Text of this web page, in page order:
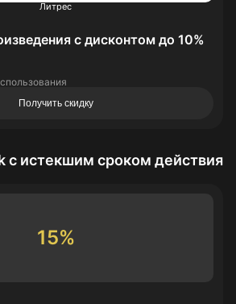
Литрес
с дисконтом до 10%
Получить скидку
с истекшим сроком действия
15%